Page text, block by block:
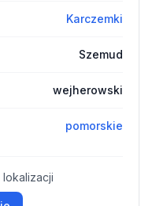
Karczemki
Szemud
wejherowski
pomorskie